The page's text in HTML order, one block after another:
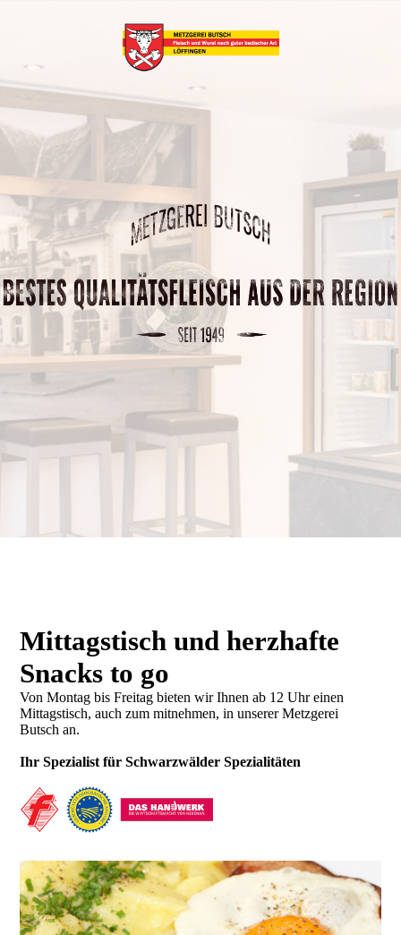
Mittagstisch und herzhafte
Snacks to go
Von Montag bis Freitag bieten wir Ihnen ab 12 Uhr einen
Mittagstisch, auch zum mitnehmen, in unserer Metzgerei
Butsch an.
Ihr Spezialist für Schwarzwälder Spezialitäten